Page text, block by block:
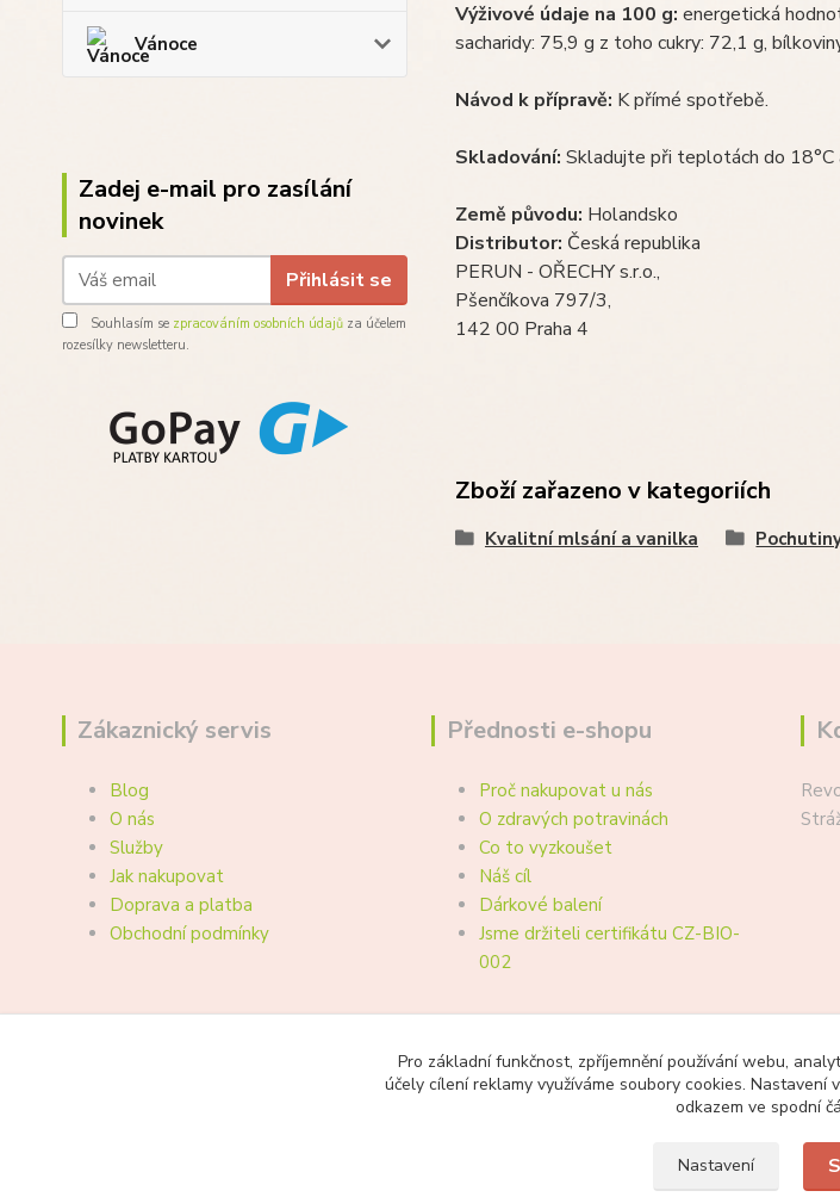
Vánoce
Zadej e-mail pro zasílání
novinek
Přihlásit se
Souhlasím se zpracováním osobních údajů za účelem
rozesílky newsletteru.
Výživové údaje na 100 g: energetická
sacharidy: 75,9 g z toho cukry: 72,1 g,
Návod k přípravě: K přímé spotřebě.
Skladování: Skladujte při teplotách do 18°C
Země původu: Holandsko
Distributor: Česká republika
PERUN - OŘECHY s.r.o.,
Pšenčíkova 797/3,
142 00 Praha 4
Zboží zařazeno v kategoriích
Kvalitní mlsání a vanilka
Zákaznický servis
Blog
O nás
Služby
Jak nakupovat
Doprava a platba
Obchodní podmínky
Přednosti e-shopu
Proč nakupovat u nás
O zdravých potravinách
Co to vyzkoušet
Náš cíl
Dárkové balení
Jsme držiteli certifikátu CZ-BIO-
002
Pro základní funkčnost, zpříjemnění používání webu,
účely cílení reklamy využíváme soubory cookies.
odkazem ve spodní
Nastavení